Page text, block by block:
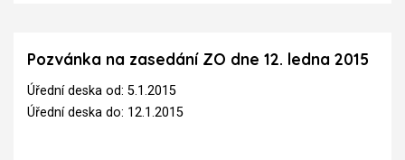
Pozvánka na zasedání ZO dne 12. ledna 2015
Úřední deska od: 5.1.2015
Úřední deska do: 12.1.2015